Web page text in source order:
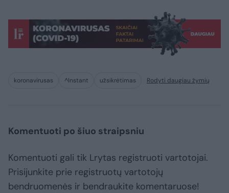
koronavirusas ^Instant užsikrėtimas Rodyti daugiau žymių
Komentuoti po šiuo straipsniu
Komentuoti gali tik Lrytas registruoti vartotojai.
Prisijunkite prie registruotų vartotojų
bendruomenės ir bendraukite komentaruose!